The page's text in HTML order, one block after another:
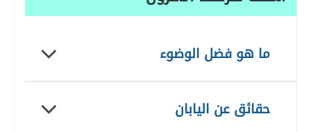
ما هو فضل الوضوء
حقائق عن اليابان